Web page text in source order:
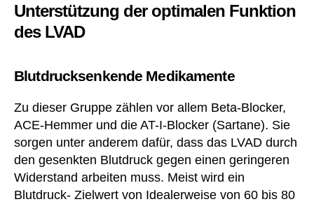
Unterstützung der optimalen Funktion
des LVAD
Blutdrucksenkende Medikamente
Zu dieser Gruppe zählen vor allem Beta-Blocker,
ACE-Hemmer und die AT-I-Blocker (Sartane). Sie
sorgen unter anderem dafür, dass das LVAD durch
den gesenkten Blutdruck gegen einen geringeren
Widerstand arbeiten muss. Meist wird ein
Blutdruck- Zielwert von Idealerweise von 60 bis 80